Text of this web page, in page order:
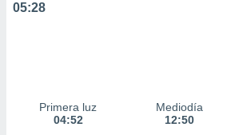
05:28
Primera luz
04:52
Mediodía
12:50